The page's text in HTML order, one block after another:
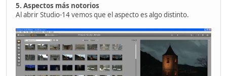
5. Aspectos más notorios
Al abrir Studio-14 vemos que el aspecto es algo distinto.